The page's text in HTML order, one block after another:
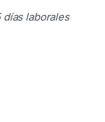
laborales